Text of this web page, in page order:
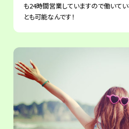
も24時間営業していますので働いてい
とも可能なんです！